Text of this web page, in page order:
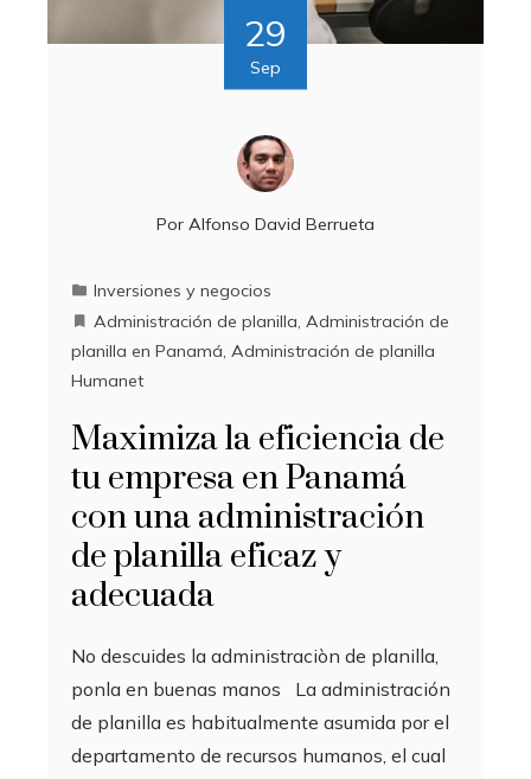
29
Sep
Por Alfonso David Berrueta
Inversiones y negocios
Administración de planilla, Administración de
planilla en Panamá, Administración de planilla
Humanet
Maximiza la eficiencia de
tu empresa en Panamá
con una administración
de planilla eficaz y
adecuada
No descuides la administraciòn de planilla,
ponla en buenas manos La administración
de planilla es habitualmente asumida por el
departamento de recursos humanos, el cual